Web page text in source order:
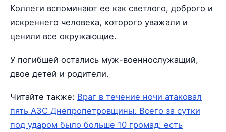
Коллеги вспоминают ее как светлого, доброго и
искреннего человека, которого уважали и
ценили все окружающие.
У погибшей остались муж-военнослужащий,
двое детей и родители.
Читайте также: Враг в течение ночи атаковал
пять АЗС Днепропетровщины. Всего за сутки
под ударом было больше 10 громад: есть